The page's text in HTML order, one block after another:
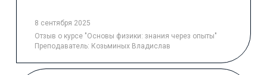
8 сентября 2025
Отзыв о курсе "Основы физики: знания через опыты"
Преподаватель: Козьминых Владислав